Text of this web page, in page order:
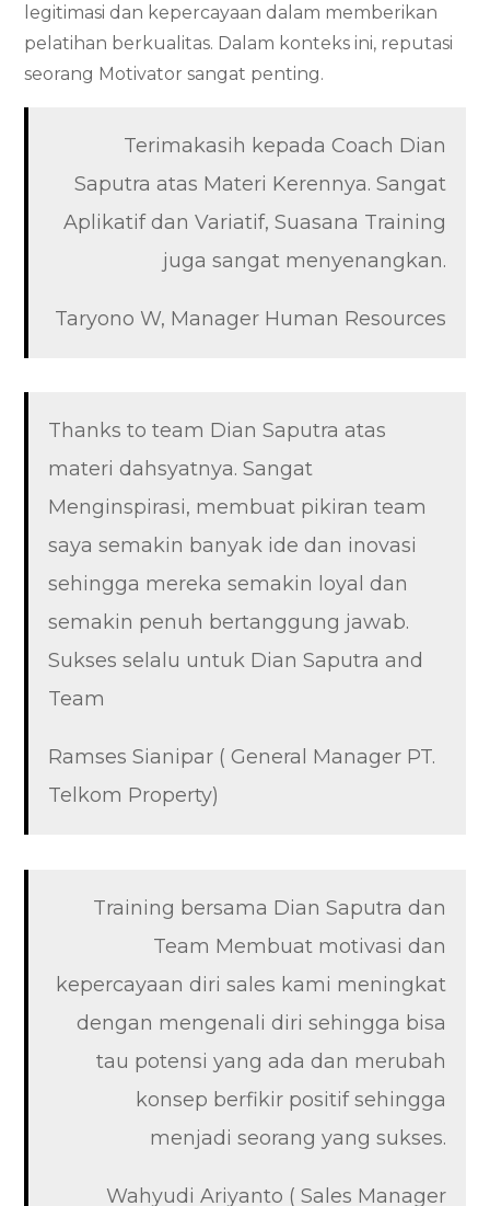
legitimasi dan kepercayaan dalam memberikan
pelatihan berkualitas. Dalam konteks ini, reputasi
seorang Motivator sangat penting.
Terimakasih kepada Coach Dian
Saputra atas Materi Kerennya. Sangat
Aplikatif dan Variatif, Suasana Training
juga sangat menyenangkan.
Taryono W, Manager Human Resources
Thanks to team Dian Saputra atas
materi dahsyatnya. Sangat
Menginspirasi, membuat pikiran team
saya semakin banyak ide dan inovasi
sehingga mereka semakin loyal dan
semakin penuh bertanggung jawab.
Sukses selalu untuk Dian Saputra and
Team
Ramses Sianipar ( General Manager PT.
Telkom Property)
Training bersama Dian Saputra dan
Team Membuat motivasi dan
kepercayaan diri sales kami meningkat
dengan mengenali diri sehingga bisa
tau potensi yang ada dan merubah
konsep berfikir positif sehingga
menjadi seorang yang sukses.
Wahyudi Ariyanto ( Sales Manager